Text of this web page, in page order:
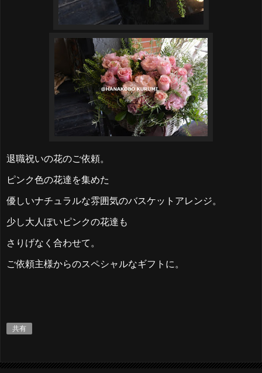
退職祝いの花のご依頼。
ピンク色の花達を集めた
優しいナチュラルな雰囲気のバスケットアレンジ。
少し大人ぽいピンクの花達も
さりげなく合わせて。
ご依頼主様からのスペシャルなギフトに。
共有